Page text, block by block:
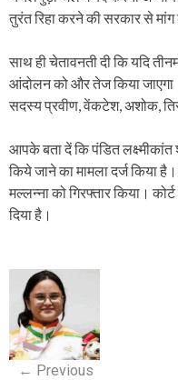
तुरंत रिहा करने की सरकार से मांग
साथ ही चेतावनती दी कि यदि
आंदोलन को और तेज किया जाएगा।
सदस्य प्रवीण, वेंकटेश, अशोक,
आपके बता दें कि पंडित लक्ष्मीकांत
किये जाने का मामला दर्ज किया
मल्लन्ना को गिरफ्तार किया।
दिया है।
o
s
← Previous